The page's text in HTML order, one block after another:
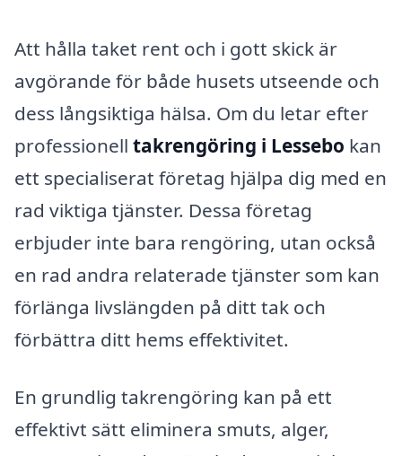
Att hålla taket rent och i gott skick är
avgörande för både husets utseende och
dess långsiktiga hälsa. Om du letar efter
professionell takrengöring i Lessebo kan
ett specialiserat företag hjälpa dig med en
rad viktiga tjänster. Dessa företag
erbjuder inte bara rengöring, utan också
en rad andra relaterade tjänster som kan
förlänga livslängden på ditt tak och
förbättra ditt hems effektivitet.
En grundlig takrengöring kan på ett
effektivt sätt eliminera smuts, alger,